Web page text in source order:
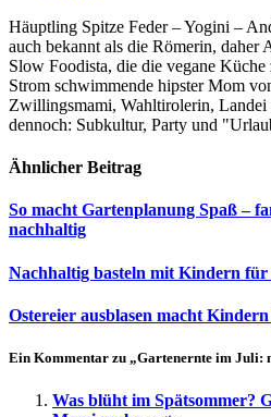
Häuptling Spitze Feder – Yogini –
auch bekannt als die Römerin, daher
Slow Foodista, die die vegane
Strom schwimmende hipster Mom
Zwillingsmami, Wahltirolerin,
dennoch: Subkultur, Party und
Ähnlicher Beitrag
So macht Gartenplanung Spaß –
nachhaltig
Nachhaltig basteln mit Kindern für
Ostereier ausblasen macht Kindern
Ein Kommentar zu „Gartenernte im Juli:
Was blüht im Spätsommer?